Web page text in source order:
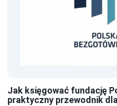
Jak księgować fundację
praktyczny przewodnik